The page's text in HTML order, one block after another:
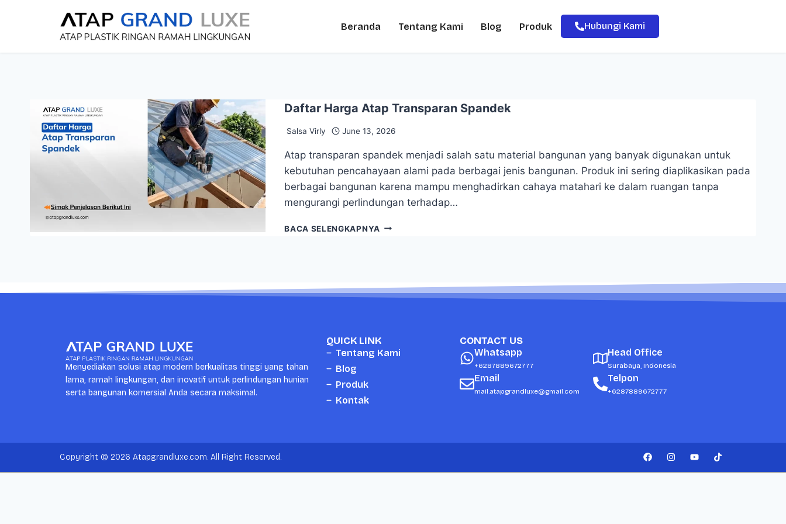
Beranda Tentang Kami Blog Produk Hubungi Kami
Daftar Harga Atap Transparan Spandek
Salsa Virly June 13, 2026
Atap transparan spandek menjadi salah satu material bangunan yang banyak digunakan untuk
kebutuhan pencahayaan alami pada berbagai jenis bangunan. Produk ini sering diaplikasikan pada
berbagai bangunan karena mampu menghadirkan cahaya matahari ke dalam ruangan tanpa
mengurangi perlindungan terhadap…
BACA SELENGKAPNYA
Menyediakan solusi atap modern berkualitas tinggi yang tahan
lama, ramah lingkungan, dan inovatif untuk perlindungan hunian
serta bangunan komersial Anda secara maksimal.
QUICK LINK
Tentang Kami
Blog
Produk
Kontak
CONTACT US
Email
mail.atapgrandluxe@gmail.com
Whatsapp
+6287889672777
Telpon
+6287889672777
Head Office
Surabaya, Indonesia
Copyright © 2026 Atapgrandluxe.com. All Right Reserved.